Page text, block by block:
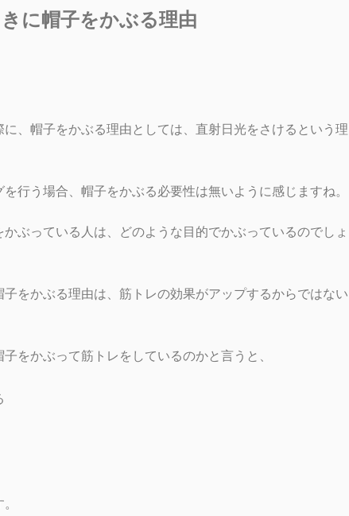
に帽子をかぶる理由
、帽子をかぶる理由としては、直射日光をさけるという理
行う場合、帽子をかぶる必要性は無いように感じますね。
ぶっている人は、どのような目的でかぶっているのでしょ
をかぶる理由は、 筋トレの効果がアップするからではない
をかぶって筋トレをしているのかと言うと、